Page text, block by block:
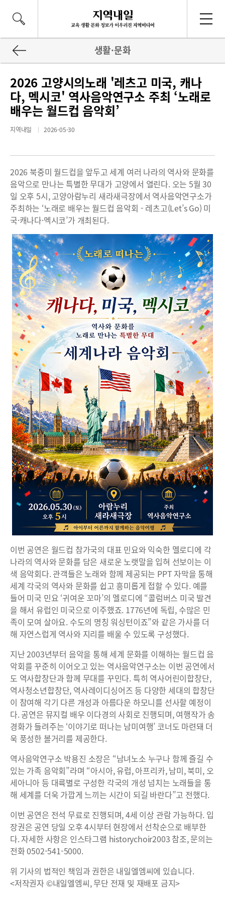
생활·문화
2026 고양시의노래 '레츠고 미국, 캐나
다, 멕시코' 역사음악연구소 주최 ‘노래로
배우는 월드컵 음악회’
지역내일 2026-05-30
2026 북중미 월드컵을 앞두고 세계 여러 나라의 역사와 문화를
음악으로 만나는 특별한 무대가 고양에서 열린다. 오는 5월 30
일 오후 5시, 고양아람누리 새라새극장에서 역사음악연구소가
주최하는 ‘노래로 배우는 월드컵 음악회 - 레츠고(Let’s Go) 미
국·캐나다·멕시코’가 개최된다.
이번 공연은 월드컵 참가국의 대표 민요와 익숙한 멜로디에 각
나라의 역사와 문화를 담은 새로운 노랫말을 입혀 선보이는 이
색 음악회다. 관객들은 노래와 함께 제공되는 PPT 자막을 통해
세계 각국의 역사와 문화를 쉽고 흥미롭게 접할 수 있다. 예를
들어 미국 민요 ‘귀여운 꼬마’의 멜로디에 “콜럼버스 미국 발견
을 해서 유럽인 미국으로 이주했죠. 1776년에 독립, 수많은 민
족이 모여 살아요. 수도의 명칭 워싱턴이죠”와 같은 가사를 더
해 자연스럽게 역사와 지리를 배울 수 있도록 구성했다.
지난 2003년부터 음악을 통해 세계 문화를 이해하는 월드컵 음
악회를 꾸준히 이어오고 있는 역사음악연구소는 이번 공연에서
도 역사합창단과 함께 무대를 꾸민다. 특히 역사어린이합창단,
역사청소년합창단, 역사레이디싱어즈 등 다양한 세대의 합창단
이 참여해 각기 다른 개성과 아름다운 하모니를 선사할 예정이
다. 공연은 뮤지컬 배우 이다경의 사회로 진행되며, 여행작가 송
경화가 들려주는 ‘이야기로 떠나는 남미여행’ 코너도 마련돼 더
욱 풍성한 볼거리를 제공한다.
역사음악연구소 박용진 소장은 “남녀노소 누구나 함께 즐길 수
있는 가족 음악회”라며 “아시아, 유럽, 아프리카, 남미, 북미, 오
세아니아 등 대륙별로 구성한 각국의 개성 넘치는 노래들을 통
해 세계를 더욱 가깝게 느끼는 시간이 되길 바란다”고 전했다.
이번 공연은 전석 무료로 진행되며, 4세 이상 관람 가능하다. 입
장권은 공연 당일 오후 4시부터 현장에서 선착순으로 배부한
다. 자세한 사항은 인스타그램 historychoir2003 참조, 문의는
전화 0502-541-5000.
위 기사의 법적인 책임과 권한은 내일엘엠씨에 있습니다.
<저작권자 ©내일엘엠씨, 무단 전재 및 재배포 금지>